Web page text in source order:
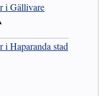
i Gällivare
i Haparanda stad